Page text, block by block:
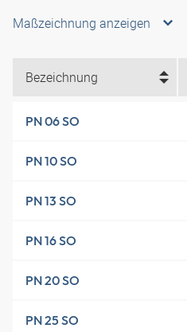
Maßzeichnung anzeigen
Bezeichnung
PN 06 SO
PN 10 SO
PN 13 SO
PN 16 SO
PN 20 SO
PN 25 SO